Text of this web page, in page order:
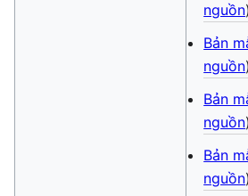
nguồn)
Bản
nguồn)
Bản
nguồn)
Bản
nguồn)